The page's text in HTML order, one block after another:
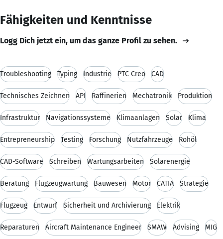
Fähigkeiten und Kenntnisse
Logg Dich jetzt ein, um das ganze Profil zu sehen.
Troubleshooting Typing Industrie PTC Creo CAD
Technisches Zeichnen API Raffinerien Mechatronik Produktion
Infrastruktur Navigationssysteme Klimaanlagen Solar Klima
Entrepreneurship Testing Forschung Nutzfahrzeuge Rohöl
CAD-Software Schreiben Wartungsarbeiten Solarenergie
Beratung Flugzeugwartung Bauwesen Motor CATIA Strategie
Flugzeug Entwurf Sicherheit und Archivierung Elektrik
Reparaturen Aircraft Maintenance Engineer SMAW Advising MIG